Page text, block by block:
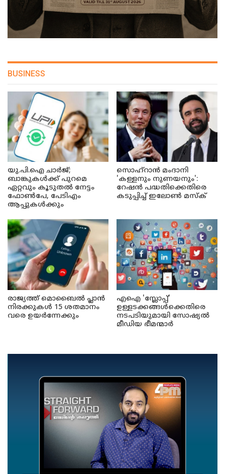
BUSINESS
യു.പി.ഐ ചാർജ്;
ബാങ്കുകൾക്ക് പുറമെ
ഏറ്റവും കൂടുതൽ നേട്ടം
ഫോൺപേ, പേടിഎം
ആപ്പുകൾക്കും
സൊഹ്റാൻ മംദാനി
'കള്ളനും നുണയനും':
റേഷൻ പദ്ധതിക്കെതിരെ
കടുപ്പിച്ച് ഇലോൺ മസ്ക്
രാജ്യത്ത് മൊബൈൽ പ്ലാൻ
നിരക്കുകൾ 15 ശതമാനം
വരെ ഉയർന്നേക്കും
എഐ 'സ്ലോപ്പ്'
ഉള്ളടക്കങ്ങൾക്കെതിരെ
നടപടിയുമായി സോഷ്യൽ
മീഡിയ ഭീമന്മാർ